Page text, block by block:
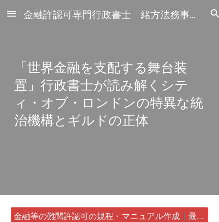
Skip to main content Skip to navigation
金融許認可専門行政書士 緒方法務事務所
「世界金融を支配する舞台装
置」行政書士が読み解くシテ
ィ・オブ・ロンドンの特異な統
治機構とギルドの正体
金融等の難関許認可の規程・マニュアル作成｜最短24時間・書類1通から